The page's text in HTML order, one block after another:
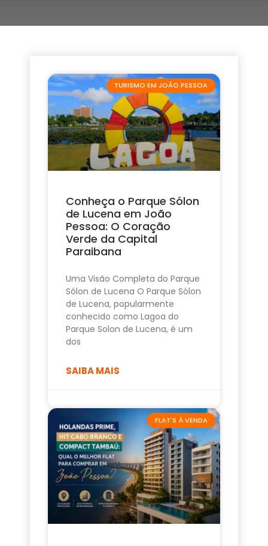
TURISMO EM JOÃO PESSOA
Conheça o Parque Sólon
de Lucena em João
Pessoa: O Coração
Verde da Capital
Paraibana
Uma Visão Completa do Parque
Sólon de Lucena O Parque Sólon
de Lucena, popularmente
conhecido como Lagoa do
Parque Solon de Lucena, é um
dos
SAIBA MAIS
FLAT'S À VENDA